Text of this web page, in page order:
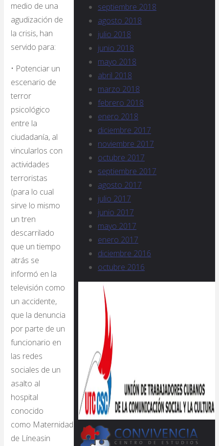
medio de una
agudización de
la crisis, han
servido para:
• Potenciar un
escenario de
terror
psicológico
entre la
ciudadanía, al
vincularlos con
actividades
terroristas
(para lo cual
sirve lo mismo
un tren
descarrilado
que un tiempo
atrás se
informó en la
televisión como
un accidente,
que la denuncia
por parte de un
funcionario en
las redes
sociales de un
asalto al
hospital
conocido
como Maternidad
de Líneasin
septiembre 2018
agosto 2018
julio 2018
junio 2018
mayo 2018
abril 2018
marzo 2018
febrero 2018
enero 2018
diciembre 2017
noviembre 2017
octubre 2017
septiembre 2017
agosto 2017
julio 2017
junio 2017
mayo 2017
enero 2017
diciembre 2016
octubre 2016